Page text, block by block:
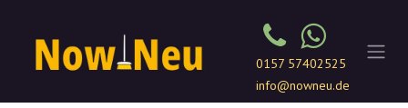
0157 57402525
info@nowneu.de